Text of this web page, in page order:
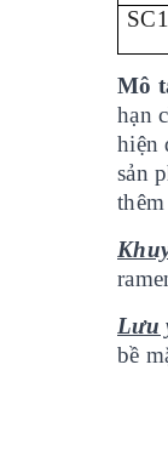
Mô
hạn
hiện
sản
Lưu
bề